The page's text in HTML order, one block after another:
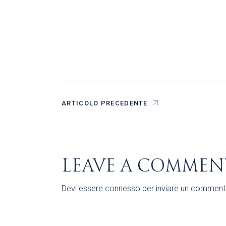
ARTICOLO PRECEDENTE
LEAVE A
Devi essere connesso per inviare un